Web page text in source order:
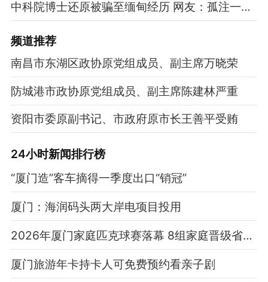
中科院博士还原被骗至缅甸经历 网友：孤注一掷现实版
频道推荐
南昌市东湖区政协原党组成员、副主席万晓荣
防城港市政协原党组成员、副主席陈建林严重
资阳市委原副书记、市政府原市长王善平受贿
24小时新闻排行榜
“厦门造”客车摘得一季度出口“销冠”
厦门：海润码头两大岸电项目投用
2026年厦门家庭匹克球赛落幕 8组家庭晋级省级总决赛
厦门旅游年卡持卡人可免费预约看亲子剧